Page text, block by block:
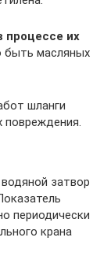
процессе их
быть масляных
шланги
повреждения.
затвор
периодически
крана